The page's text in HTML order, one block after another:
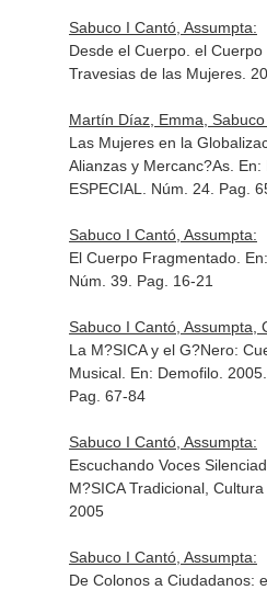
Sabuco I Cantó, Assumpta:
Desde el Cuerpo. el Cuerpo
Travesias de las Mujeres.
Martín Díaz, Emma,
Las Mujeres en la
Alianzas y Mercanc?As. En:
ESPECIAL. Núm. 24. Pag.
Sabuco I Cantó, Assumpta:
El Cuerpo Fragmentado.
Núm. 39. Pag. 16-21
Sabuco I Cantó, Assumpta,
La M?SICA y el G?Nero:
Musical. En: Demofilo.
Pag. 67-84
Sabuco I Cantó, Assumpta:
Escuchando Voces
M?SICA Tradicional,
2005
Sabuco I Cantó, Assumpta:
De Colonos a Ciudadanos: